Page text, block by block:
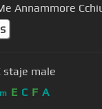
Annammore
staje male
m E C F A